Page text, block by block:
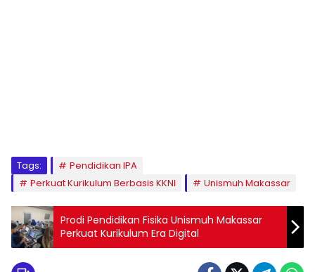
Tags:
Pendidikan IPA
Perkuat Kurikulum Berbasis KKNI
Unismuh Makassar
Prodi Pendidikan Fisika Unismuh Makassar
Perkuat Kurikulum Era Digital